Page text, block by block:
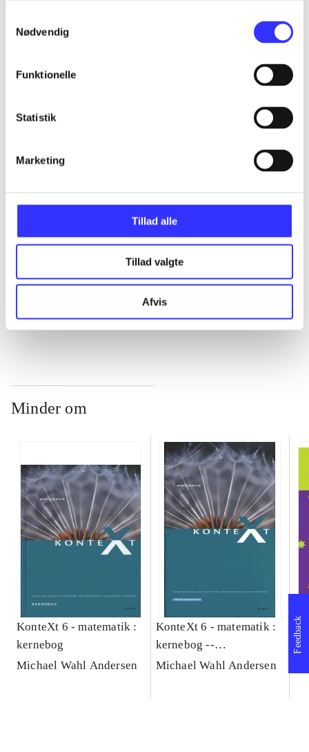
Nødvendig
Funktionelle
Statistik
Marketing
Tillad alle
Tillad valgte
Afvis
Artikler
...
Minder om
KonteXt 6 - matematik :
kernebog
Michael Wahl Andersen
KonteXt 6 - matematik :
kernebog --
Træningshæfte
Michael Wahl Andersen
Feedback